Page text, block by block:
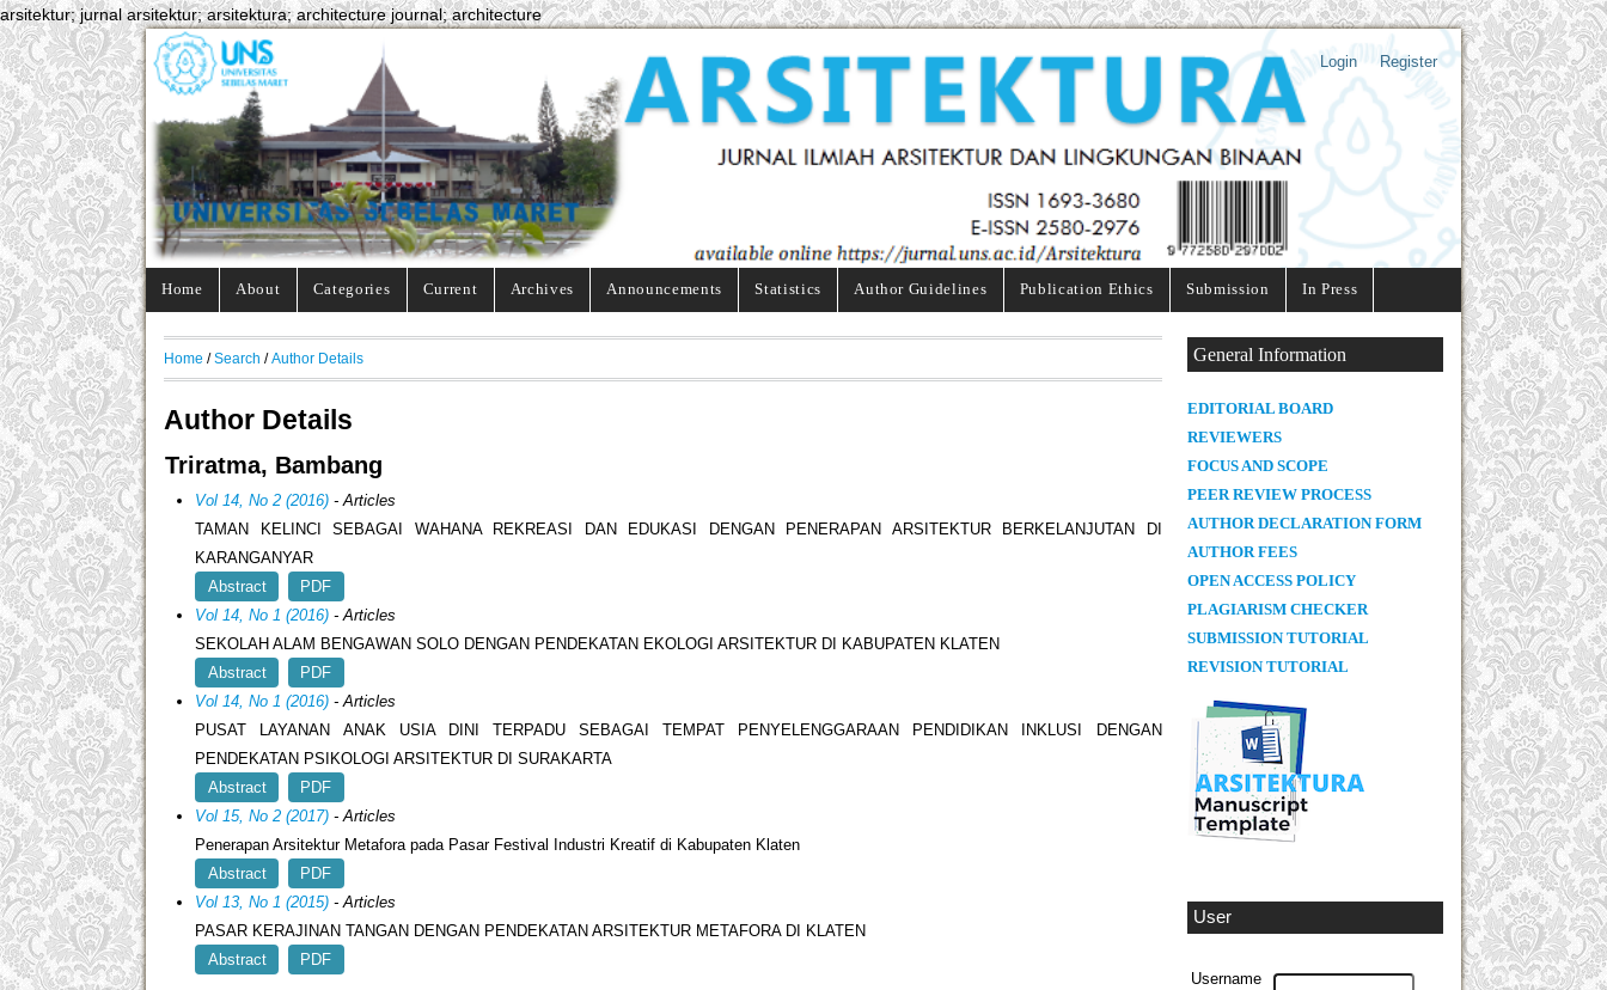
arsitektur; jurnal arsitektur; arsitektura; architecture journal; architecture
Login Register
Home About Categories Current Archives Announcements Statistics Author Guidelines Publication Ethics Submission In Press
General Information
EDITORIAL BOARD
REVIEWERS
FOCUS AND SCOPE
PEER REVIEW PROCESS
AUTHOR DECLARATION FORM
AUTHOR FEES
OPEN ACCESS POLICY
PLAGIARISM CHECKER
SUBMISSION TUTORIAL
REVISION TUTORIAL
User
Username
Home /Search /Author Details
Author Details
Triratma, Bambang
Vol 14, No 2 (2016) - Articles
TAMAN KELINCI SEBAGAI WAHANA REKREASI DAN EDUKASI DENGAN PENERAPAN ARSITEKTUR BERKELANJUTAN DI
KARANGANYAR
Abstract
PDF
Vol 14, No 1 (2016) - Articles
SEKOLAH ALAM BENGAWAN SOLO DENGAN PENDEKATAN EKOLOGI ARSITEKTUR DI KABUPATEN KLATEN
Abstract
PDF
Vol 14, No 1 (2016) - Articles
PUSAT LAYANAN ANAK USIA DINI TERPADU SEBAGAI TEMPAT PENYELENGGARAAN PENDIDIKAN INKLUSI DENGAN
PENDEKATAN PSIKOLOGI ARSITEKTUR DI SURAKARTA
Abstract
PDF
Vol 15, No 2 (2017) - Articles
Penerapan Arsitektur Metafora pada Pasar Festival Industri Kreatif di Kabupaten Klaten
Abstract
PDF
Vol 13, No 1 (2015) - Articles
PASAR KERAJINAN TANGAN DENGAN PENDEKATAN ARSITEKTUR METAFORA DI KLATEN
Abstract
PDF